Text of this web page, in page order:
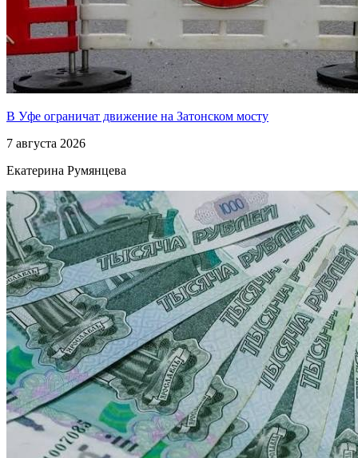
В Уфе ограничат движение на Затонском мосту
7 августа 2026
Екатерина Румянцева